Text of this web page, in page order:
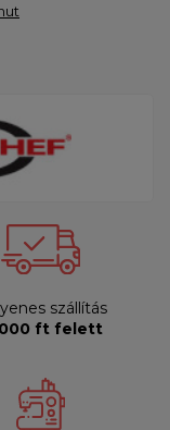
szállítás
ft felett